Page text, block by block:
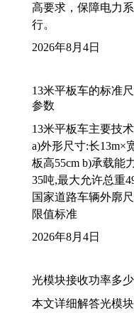
高要求，保障电力
行。
2026年8月4日
13米平板车的标准
参数
13米平板车主要技
a)外形尺寸:长13m×
板高55cm b)承载能
35吨,最大允许总重
国家道路车辆外廓
限值标准
2026年8月4日
光模块接收功率多
本文详细解答光模